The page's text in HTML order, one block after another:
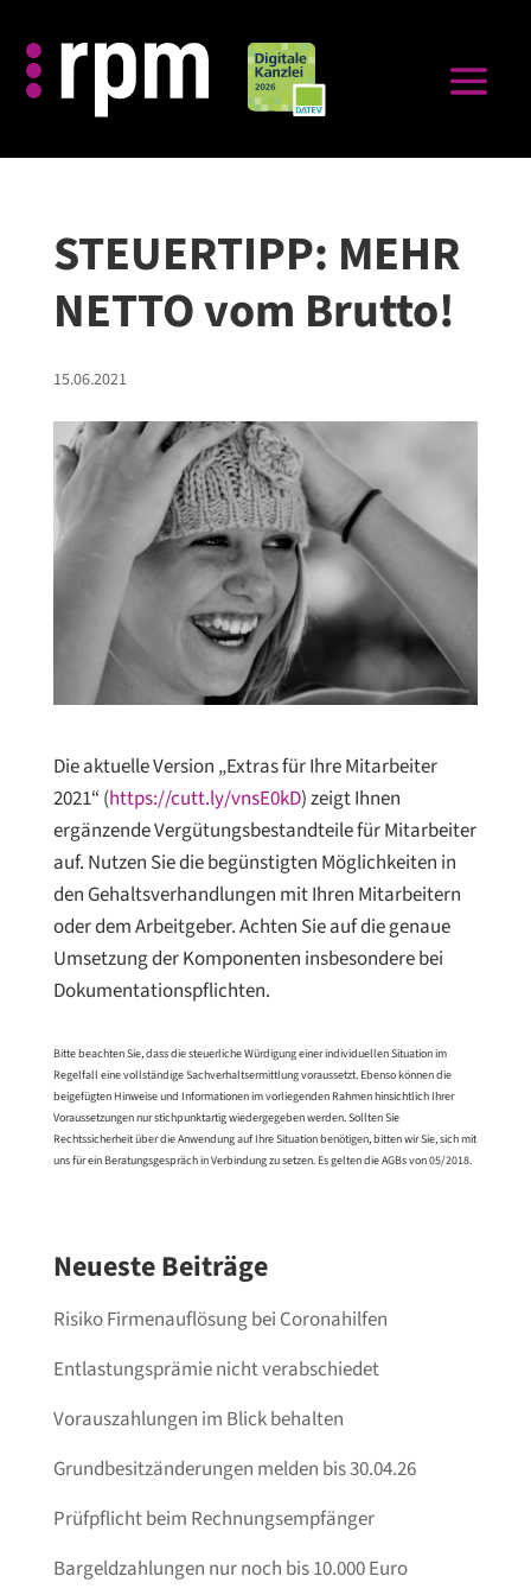
STEUERTIPP: MEHR
NETTO vom Brutto!
15.06.2021
Die aktuelle Version „Extras für Ihre Mitarbeiter
2021“ (https://cutt.ly/vnsE0kD) zeigt Ihnen
ergänzende Vergütungsbestandteile für Mitarbeiter
auf. Nutzen Sie die begünstigten Möglichkeiten in
den Gehaltsverhandlungen mit Ihren Mitarbeitern
oder dem Arbeitgeber. Achten Sie auf die genaue
Umsetzung der Komponenten insbesondere bei
Dokumentationspflichten.
Bitte beachten Sie, dass die steuerliche Würdigung einer individuellen Situation im
Regelfall eine vollständige Sachverhaltsermittlung voraussetzt. Ebenso können die
beigefügten Hinweise und Informationen im vorliegenden Rahmen hinsichtlich Ihrer
Voraussetzungen nur stichpunktartig wiedergegeben werden. Sollten Sie
Rechtssicherheit über die Anwendung auf Ihre Situation benötigen, bitten wir Sie, sich mit
uns für ein Beratungsgespräch in Verbindung zu setzen. Es gelten die AGBs von 05/2018.
Neueste Beiträge
Risiko Firmenauflösung bei Coronahilfen
Entlastungsprämie nicht verabschiedet
Vorauszahlungen im Blick behalten
Grundbesitzänderungen melden bis 30.04.26
Prüfpflicht beim Rechnungsempfänger
Bargeldzahlungen nur noch bis 10.000 Euro